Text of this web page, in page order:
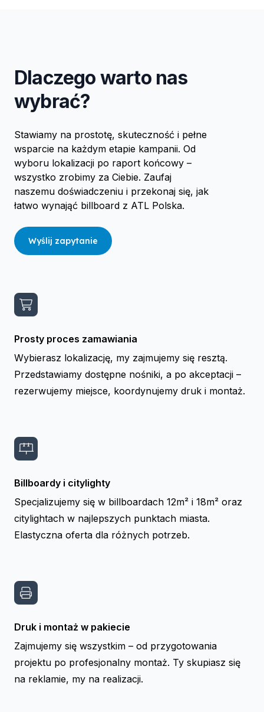
Dlaczego warto nas
wybrać?
Stawiamy na prostotę, skuteczność i pełne
wsparcie na każdym etapie kampanii. Od
wyboru lokalizacji po raport końcowy –
wszystko zrobimy za Ciebie. Zaufaj
naszemu doświadczeniu i przekonaj się, jak
łatwo wynająć billboard z ATL Polska.
Wyślij zapytanie
Prosty proces zamawiania
Wybierasz lokalizację, my zajmujemy się resztą.
Przedstawiamy dostępne nośniki, a po akceptacji –
rezerwujemy miejsce, koordynujemy druk i montaż.
Billboardy i citylighty
Specjalizujemy się w billboardach 12m² i 18m² oraz
citylightach w najlepszych punktach miasta.
Elastyczna oferta dla różnych potrzeb.
Druk i montaż w pakiecie
Zajmujemy się wszystkim – od przygotowania
projektu po profesjonalny montaż. Ty skupiasz się
na reklamie, my na realizacji.